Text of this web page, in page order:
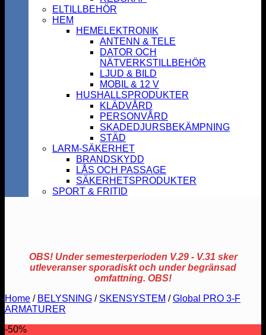
ELTILLBEHÖR
HEM
HEMELEKTRONIK
ANTENN & TELE
DATOR OCH
NÄTVERKSTILLBEHÖR
LJUD & BILD
MOBIL & 12 V
HUSHALLSPRODUKTER
KLÄDVÅRD
PERSONVÅRD
SKADEDJURSBEKÄMPNING
STÄD
LARM-SÄKERHET
BRANDSKYDD
LÅS OCH PASSAGE
SÄKERHETSPRODUKTER
SPORT & FRITID
OBS! Under semesterperioden V.29 - V.31 sker
utleveranser sporadiskt och under begränsad
omfattning. OBS!
Home / BELYSNING / SKENSYSTEM / Global PRO 3-F
ARMATURER
-50%